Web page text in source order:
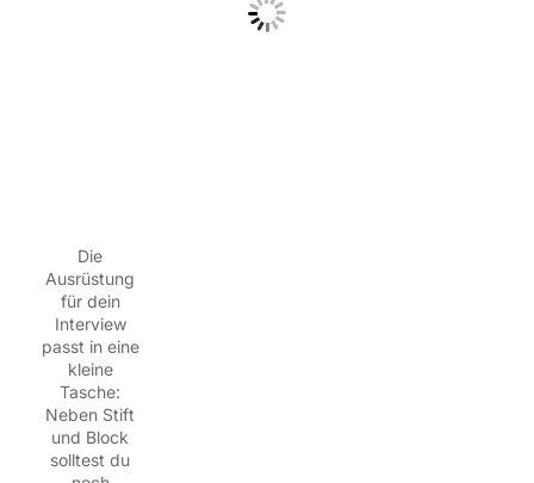
Die
Ausrüstung
für dein
Interview
passt in eine
kleine
Tasche:
Neben Stift
und Block
solltest du